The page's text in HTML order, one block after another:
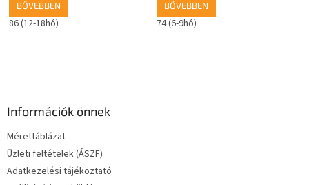
BŐVEBBEN
86 (12-18hó)
BŐVEBBEN
74 (6-9hó)
Információk önnek
Mérettáblázat
Üzleti feltételek (ÁSZF)
Adatkezelési tájékoztató